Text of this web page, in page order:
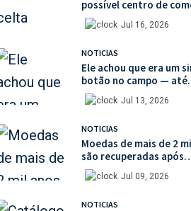
possível centro de
escravos na França
Jul 16, 2026
NOTICIAS
Ele achou que era um
botão no campo — até
descobrir uma moeda
de valor histórico
Jul 13, 2026
NOTICIAS
Moedas de mais de 2
são recuperadas após
percorrerem o
de antiguidades
Jul 09, 2026
NOTICIAS